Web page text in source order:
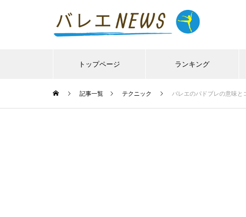
トップページ ランキング
記事一覧 テクニック バレエのパドブレの意味と